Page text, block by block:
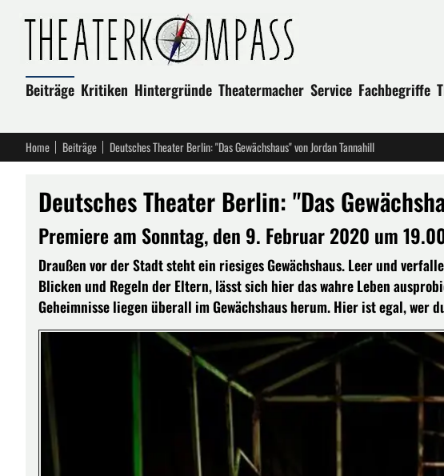
Beiträge Kritiken Hintergründe Theatermacher Service Fachbegriffe
Home Beiträge Deutsches Theater Berlin: "Das Gewächshaus" von Jordan Tannahill
Deutsches Theater Berlin: "Das
Premiere am Sonntag, den 9. Februar 2020 um
Draußen vor der Stadt steht ein riesiges Gewächshaus. Leer und
Blicken und Regeln der Eltern, lässt sich hier das wahre Leben
Geheimnisse liegen überall im Gewächshaus herum. Hier ist egal, wer